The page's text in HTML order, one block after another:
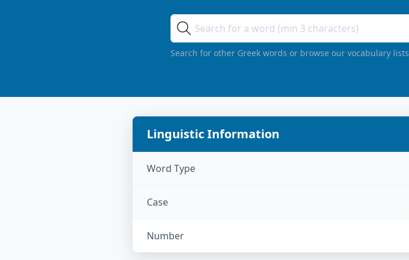
Search for other Greek words or browse our vocabulary lists
Linguistic Information
Word Type
Case
Number